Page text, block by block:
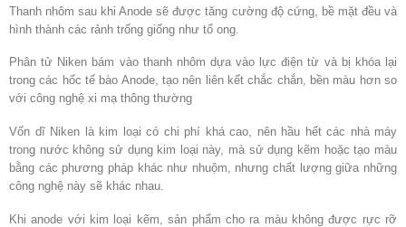
Thanh nhôm sau khi Anode sẽ được tăng cường độ cứng, bề mặt đều và
hình thành các rảnh trống giống như tổ ong.
Phân tử Niken bám vào thanh nhôm dựa vào lực điện từ và bị khóa lại
trong các hốc tế bào Anode, tạo nên liên kết chắc chắn, bền màu hơn so
với công nghệ xi mạ thông thường
Vốn dĩ Niken là kim loại có chi phí khá cao, nên hầu hết các nhà máy
trong nước không sử dụng kim loại này, mà sử dụng kẽm hoặc tạo màu
bằng các phương pháp khác như nhuộm, nhưng chất lượng giữa những
công nghệ này sẽ khác nhau.
Khi anode với kim loại kẽm, sản phẩm cho ra màu không được rực rỡ